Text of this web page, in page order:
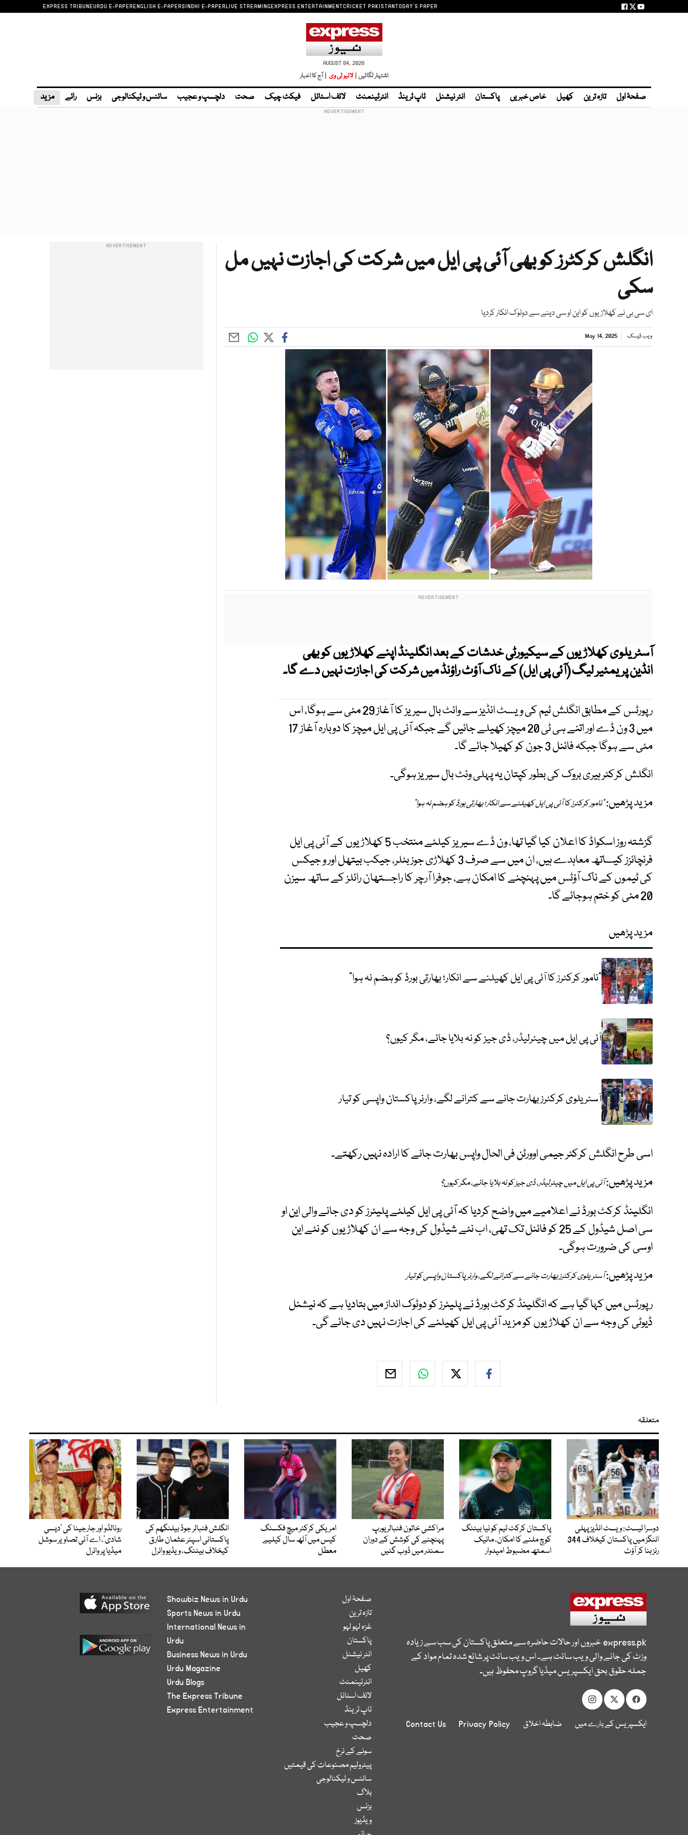
EXPRESS TRIBUNEURDU E-PAPERENGLISH E-PAPERSINDHI E-PAPERLIVE STREAMINGEXPRESS ENTERTAINMENTCRICKET PAKISTANTODAY'S PAPER
AUGUST 04, 2026
اشتہار لگائیں | لائیو ٹی وی | آج کا اخبار
صفحۂ اول تازہ ترین کھیل خاص خبریں پاکستان انٹر نیشنل ٹاپ ٹرینڈ انٹرٹینمنٹ لائف اسٹائل فیکٹ چیک صحت دلچسپ و عجیب سائنس و ٹیکنالوجی بزنس رائے مزید
انگلش کرکٹرز کو بھی آئی پی ایل میں شرکت کی اجازت نہیں مل
سکی
ای سی بی نے کھلاڑیوں کو این او سی دینے سے دوٹوک انکار کردیا
ویب ڈیسک May 14, 2025
آسٹریلوی کھلاڑیوں کے سیکیورٹی خدشات کے بعد انگلینڈ اپنے کھلاڑیوں کو بھی
انڈین پریمئیر لیگ (آئی پی ایل) کے ناک آؤٹ راؤنڈ میں شرکت کی اجازت نہیں دے گا۔
رپورٹس کے مطابق انگلش ٹیم کی ویسٹ انڈیز سے وائٹ بال سیریز کا آغاز 29 مئی سے ہوگا، اس
میں 3 ون ڈے اور اتنے ہی ٹی 20 میچز کھیلے جائیں گے جبکہ آئی پی ایل میچز کا دوبارہ آغاز 17
مئی سے ہوگا جبکہ فائنل 3 جون کو کھیلا جائے گا۔
انگلش کرکٹر ہیری بروک کی بطور کپتان یہ پہلی وئٹ بال سیریز ہوگی۔
مزید پڑھیں:"نامور کرکٹرز کا آئی پی ایل کھیلنے سے انکار؛ بھارتی بورڈ کو ہضم نہ ہوا"
گزشتہ روز اسکواڈ کا اعلان کیا گیا تھا، ون ڈے سیریز کیلئے منتخب 5 کھلاڑیوں کے آئی پی ایل
فرنچائزز کیساتھ معاہدے ہیں، ان میں سے صرف 3 کھلاڑی جوز بٹلر، جیکب بیتھل اور و جیکس
کی ٹیموں کے ناک آؤٹس میں پہنچنے کا امکان ہے، جوفرا آرچر کا راجستھان رائلز کے ساتھ سیزن
20 مئی کو ختم ہوجائے گا۔
مزید پڑھیں
"نامور کرکٹرز کا آئی پی ایل کھیلنے سے انکار؛ بھارتی بورڈ کو ہضم نہ ہوا"
آئی پی ایل میں چیئرلیڈر، ڈی جیز کو نہ بلایا جائے، مگر کیوں؟
آسٹریلوی کرکٹرز بھارت جانے سے کترانے لگے، وارنر پاکستان واپسی کو تیار
اسی طرح انگلش کرکٹر جیمی اوورٹن فی الحال واپس بھارت جانے کا ارادہ نہیں رکھتے۔
مزید پڑھیں:آئی پی ایل میں چیئرلیڈر، ڈی جیز کو نہ بلایا جائے، مگر کیوں؟
انگلینڈ کرکٹ بورڈ نے اعلامیے میں واضح کردیا کہ آئی پی ایل کیلئے پلیئرز کو دی جانے والی این او
سی اصل شیڈول کے 25 کو فائنل تک تھی، اب نئے شیڈول کی وجہ سے ان کھلاڑیوں کو نئے این
اوسی کی ضرورت ہوگی۔
مزید پڑھیں:آسٹریلوی کرکٹرز بھارت جانے سے کترانے لگے، وارنر پاکستان واپسی کو تیار
رپورٹس میں کہا گیا ہے کہ انگلینڈ کرکٹ بورڈ نے پلیئرز کو دوٹوک انداز میں بتادیا ہے کہ نیشنل
ڈیوٹی کی وجہ سے ان کھلاڑیوں کو مزید آئی پی ایل کھیلنے کی اجازت نہیں دی جائے گی۔
متعلقہ
دوسرا ٹیسٹ: ویسٹ انڈیز پہلی
اننگز میں پاکستان کیخلاف 344
رنز بنا کر آؤٹ
پاکستان کرکٹ ٹیم کو نیا بیٹنگ
کوچ ملنے کا امکان، مائیک
اسمتھ مضبوط امیدوار
مراکشی خاتون فٹبالر یورپ
پہنچنے کی کوشش کے دوران
سمندر میں ڈوب گئیں
امریکی کرکٹر میچ فکسنگ
کیس میں آٹھ سال کیلیے
معطل
انگلش فٹبالر جوڈ بیلنگھم کی
پاکستانی اسپنر عثمان طارق
کیخلاف بیٹنگ، ویڈیو وائرل
رونالڈو اور جارجینا کی ’دیسی
شادی‘، اے آئی تصاویر سوشل
میڈیا پر وائرل
express.pkخبروں اور حالات حاضرہ سے متعلق پاکستان کی سب سے زیادہ
وزٹ کی جانے والی ویب سائٹ ہے۔ اس ویب سائٹ پر شائع شدہ تمام مواد کے
جملہ حقوق بحق ایکسپریس میڈیا گروپ محفوظ ہیں۔
ایکسپریس کے بارے میں ضابطہ اخلاق Privacy Policy
Contact Us
صفحۂ اول
تازہ ترین
غزہ لہو لہو
پاکستان
انٹر نیشنل
کھیل
انٹرٹینمنٹ
لائف اسٹائل
ٹاپ ٹرینڈ
دلچسپ و عجیب
صحت
سونے کے نرخ
پیٹرولیم مصنوعات کی قیمتیں
سائنس و ٹیکنالوجی
بلاگ
بزنس
ویڈیوز
Showbiz News in Urdu
Sports News in Urdu
International News in
Urdu
Business News in Urdu
Urdu Magazine
Urdu Blogs
The Express Tribune
Express Entertainment